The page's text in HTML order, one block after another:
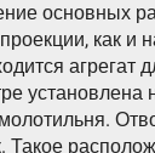
основных
как и
агрегат
установлена
Такое